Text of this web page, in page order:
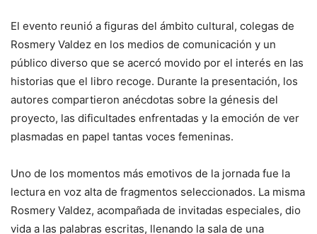
El evento reunió a figuras del ámbito cultural, colegas de
Rosmery Valdez en los medios de comunicación y un
público diverso que se acercó movido por el interés en las
historias que el libro recoge. Durante la presentación, los
autores compartieron anécdotas sobre la génesis del
proyecto, las dificultades enfrentadas y la emoción de ver
plasmadas en papel tantas voces femeninas.
Uno de los momentos más emotivos de la jornada fue la
lectura en voz alta de fragmentos seleccionados. La misma
Rosmery Valdez, acompañada de invitadas especiales, dio
vida a las palabras escritas, llenando la sala de una